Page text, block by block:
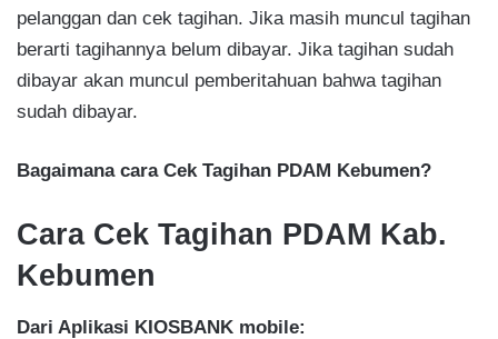
pelanggan dan cek tagihan. Jika masih muncul tagihan
berarti tagihannya belum dibayar. Jika tagihan sudah
dibayar akan muncul pemberitahuan bahwa tagihan
sudah dibayar.
Bagaimana cara Cek Tagihan PDAM Kebumen?
Cara Cek Tagihan PDAM Kab.
Kebumen
Dari Aplikasi KIOSBANK mobile: